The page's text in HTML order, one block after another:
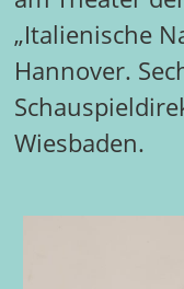
„Italienische
Hannover.
Wiesbaden.